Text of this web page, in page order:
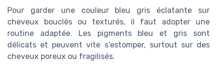
Pour garder une couleur bleu gris éclatante sur
cheveux bouclés ou texturés, il faut adopter une
routine adaptée. Les pigments bleu et gris sont
délicats et peuvent vite s’estomper, surtout sur des
cheveux poreux ou fragilisés.